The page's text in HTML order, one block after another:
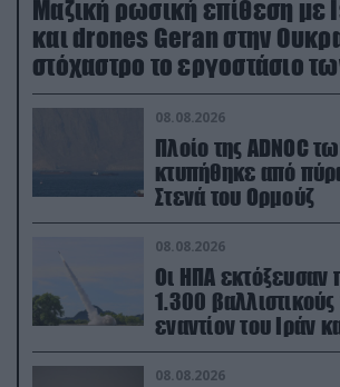
Μαζική ρωσική επίθεση με
και drones Geran στην
στόχαστρο το εργοστάσιο
08.08.2026
Πλοίο της ADNOC
κτυπήθηκε από
Στενά του Ορμούζ
08.08.2026
Οι ΗΠΑ
1.300
εναντίον του Ιράν
διάρκεια του
08.08.2026